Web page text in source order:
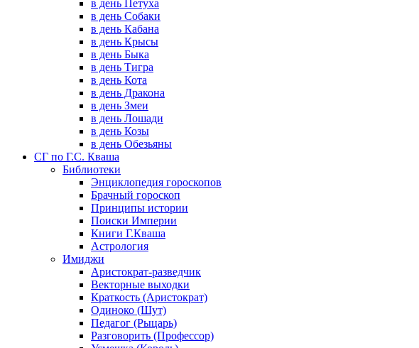
в день Петуха
в день Собаки
в день Кабана
в день Крысы
в день Быка
в день Тигра
в день Кота
в день Дракона
в день Змеи
в день Лошади
в день Козы
в день Обезьяны
СГ по Г.С. Кваша
Библиотеки
Энциклопедия гороскопов
Брачный гороскоп
Принципы истории
Поиски Империи
Книги Г.Кваша
Астрология
Имиджи
Аристократ-разведчик
Векторные выходки
Краткость (Аристократ)
Одиноко (Шут)
Педагог (Рыцарь)
Разговорить (Профессор)